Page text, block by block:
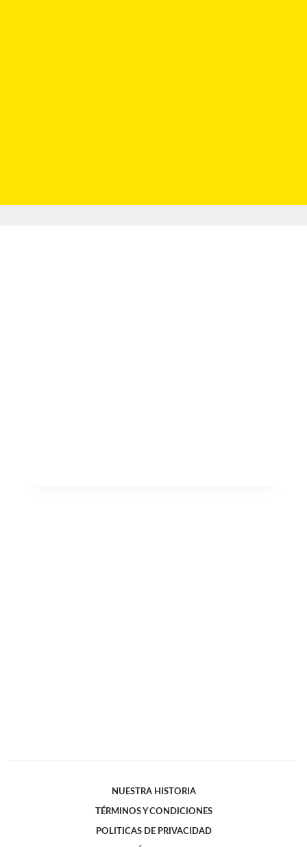
NUESTRA HISTORIA
TÉRMINOS Y CONDICIONES
POLITICAS DE PRIVACIDAD